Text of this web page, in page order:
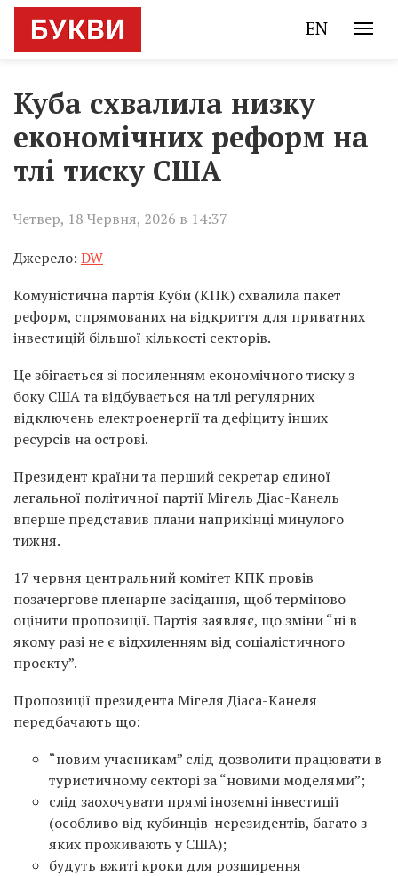
EN
Куба схвалила низку
економічних реформ на
тлі тиску США
Четвер, 18 Червня, 2026 в 14:37
Джерело: DW
Комуністична партія Куби (КПК) схвалила пакет
реформ, спрямованих на відкриття для приватних
інвестицій більшої кількості секторів.
Це збігається зі посиленням економічного тиску з
боку США та відбувається на тлі регулярних
відключень електроенергії та дефіциту інших
ресурсів на острові.
Президент країни та перший секретар єдиної
легальної політичної партії Мігель Діас-Канель
вперше представив плани наприкінці минулого
тижня.
17 червня центральний комітет КПК провів
позачергове пленарне засідання, щоб терміново
оцінити пропозиції. Партія заявляє, що зміни “ні в
якому разі не є відхиленням від соціалістичного
проєкту”.
Пропозиції президента Мігеля Діаса-Канеля
передбачають що:
“новим учасникам” слід дозволити працювати в
туристичному секторі за “новими моделями”;
слід заохочувати прямі іноземні інвестиції
(особливо від кубинців-нерезидентів, багато з
яких проживають у США);
будуть вжиті кроки для розширення